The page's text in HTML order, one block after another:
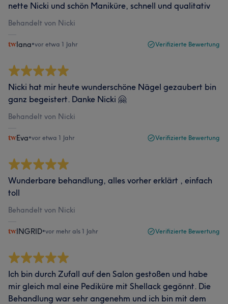
nette Nicki und schön Maniküre, schnell und qualitativ
Behandelt von Nicki
Iana•vor etwa 1 Jahr Verifizierte Bewertung
Nicki hat mir heute wunderschöne Nägel gezaubert bin
ganz begeistert. Danke Nicki 🤗
Behandelt von Nicki
Eva•vor etwa 1 Jahr Verifizierte Bewertung
Wunderbare behandlung, alles vorher erklärt , einfach
toll
Behandelt von Nicki
INGRID•vor mehr als 1 Jahr Verifizierte Bewertung
Ich bin durch Zufall auf den Salon gestoßen und habe
mir gleich mal eine Pediküre mit Shellack gegönnt. Die
Behandlung war sehr angenehm und ich bin mit dem